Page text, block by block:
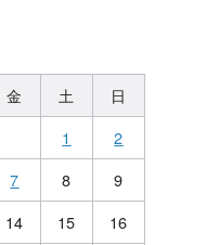
金 土
日
1
2
7 8
9
14 15
16